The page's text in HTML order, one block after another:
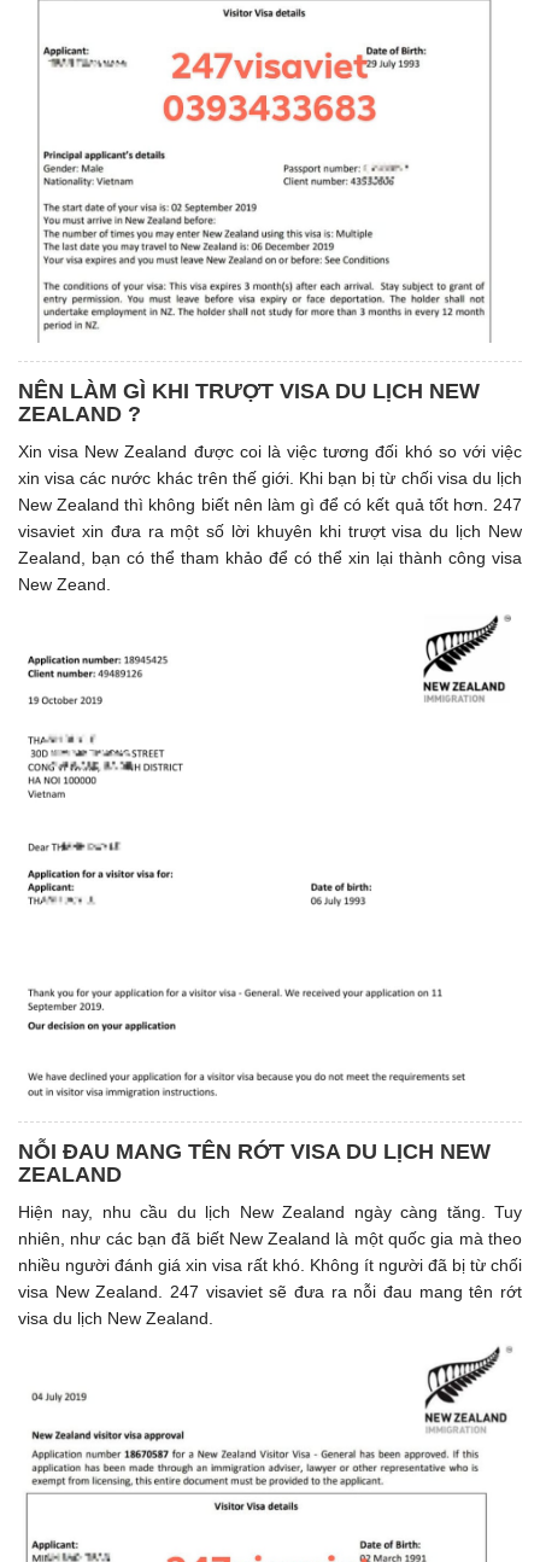
NÊN LÀM GÌ KHI TRƯỢT VISA DU LỊCH NEW
ZEALAND ?
Xin visa New Zealand được coi là việc tương đối khó so với việc
xin visa các nước khác trên thế giới. Khi bạn bị từ chối visa du lịch
New Zealand thì không biết nên làm gì để có kết quả tốt hơn. 247
visaviet xin đưa ra một số lời khuyên khi trượt visa du lịch New
Zealand, bạn có thể tham khảo để có thể xin lại thành công visa
New Zeand.
NỖI ĐAU MANG TÊN RỚT VISA DU LỊCH NEW
ZEALAND
Hiện nay, nhu cầu du lịch New Zealand ngày càng tăng. Tuy
nhiên, như các bạn đã biết New Zealand là một quốc gia mà theo
nhiều người đánh giá xin visa rất khó. Không ít người đã bị từ chối
visa New Zealand. 247 visaviet sẽ đưa ra nỗi đau mang tên rớt
visa du lịch New Zealand.